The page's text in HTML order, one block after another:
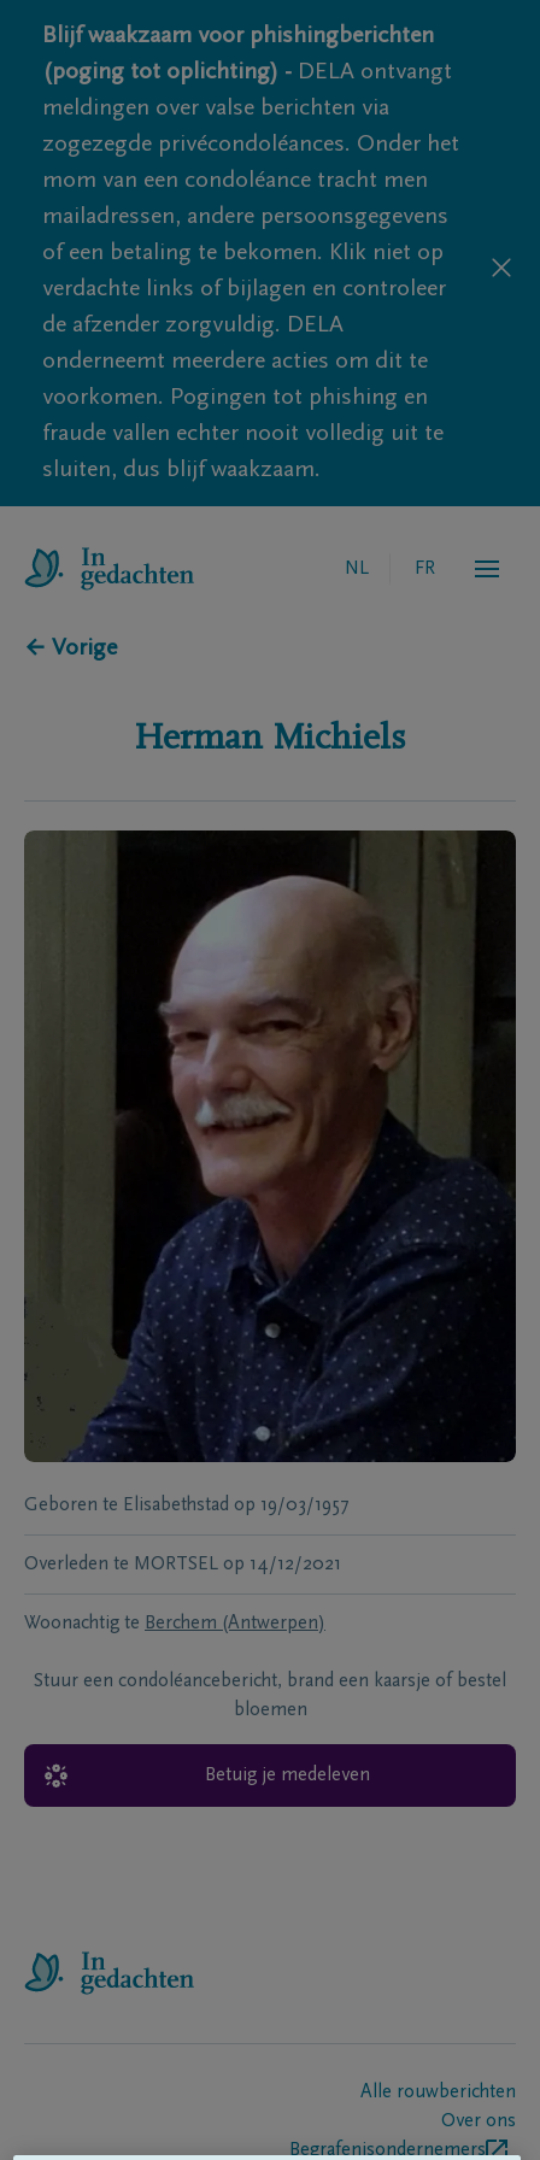
Blijf waakzaam voor phishingberichten
(poging tot oplichting) - DELA ontvangt
meldingen over valse berichten via
zogezegde privécondoléances. Onder het
mom van een condoléance tracht men
mailadressen, andere persoonsgegevens
of een betaling te bekomen. Klik niet op
verdachte links of bijlagen en controleer
de afzender zorgvuldig. DELA
onderneemt meerdere acties om dit te
voorkomen. Pogingen tot phishing en
fraude vallen echter nooit volledig uit te
sluiten, dus blijf waakzaam.
NL FR
← Vorige
Herman Michiels
Geboren te Elisabethstad op 19/03/1957
Overleden te MORTSEL op 14/12/2021
Woonachtig te Berchem (Antwerpen)
Stuur een condoléancebericht, brand een kaarsje of bestel
bloemen
Betuig je medeleven
Alle rouwberichten
Over ons
Begrafenisondernemers